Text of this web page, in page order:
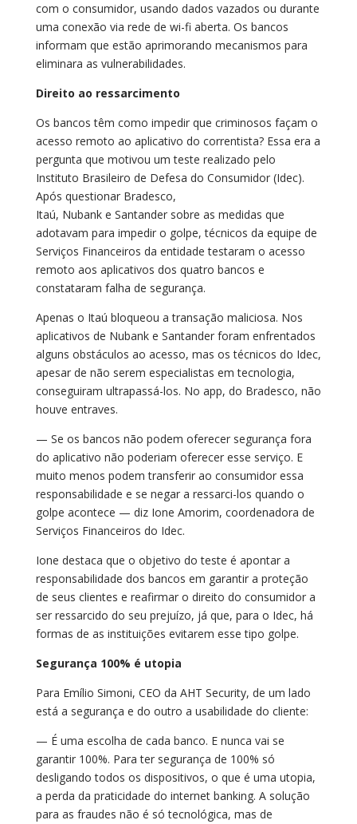
com o consumidor, usando dados vazados ou durante
uma conexão via rede de wi-fi aberta. Os bancos
informam que estão aprimorando mecanismos para
eliminara as vulnerabilidades.
Direito ao ressarcimento
Os bancos têm como impedir que criminosos façam o
acesso remoto ao aplicativo do correntista? Essa era a
pergunta que motivou um teste realizado pelo
Instituto Brasileiro de Defesa do Consumidor (Idec).
Após questionar Bradesco,
Itaú, Nubank e Santander sobre as medidas que
adotavam para impedir o golpe, técnicos da equipe de
Serviços Financeiros da entidade testaram o acesso
remoto aos aplicativos dos quatro bancos e
constataram falha de segurança.
Apenas o Itaú bloqueou a transação maliciosa. Nos
aplicativos de Nubank e Santander foram enfrentados
alguns obstáculos ao acesso, mas os técnicos do Idec,
apesar de não serem especialistas em tecnologia,
conseguiram ultrapassá-los. No app, do Bradesco, não
houve entraves.
— Se os bancos não podem oferecer segurança fora
do aplicativo não poderiam oferecer esse serviço. E
muito menos podem transferir ao consumidor essa
responsabilidade e se negar a ressarci-los quando o
golpe acontece — diz Ione Amorim, coordenadora de
Serviços Financeiros do Idec.
Ione destaca que o objetivo do teste é apontar a
responsabilidade dos bancos em garantir a proteção
de seus clientes e reafirmar o direito do consumidor a
ser ressarcido do seu prejuízo, já que, para o Idec, há
formas de as instituições evitarem esse tipo golpe.
Segurança 100% é utopia
Para Emílio Simoni, CEO da AHT Security, de um lado
está a segurança e do outro a usabilidade do cliente:
— É uma escolha de cada banco. E nunca vai se
garantir 100%. Para ter segurança de 100% só
desligando todos os dispositivos, o que é uma utopia,
a perda da praticidade do internet banking. A solução
para as fraudes não é só tecnológica, mas de